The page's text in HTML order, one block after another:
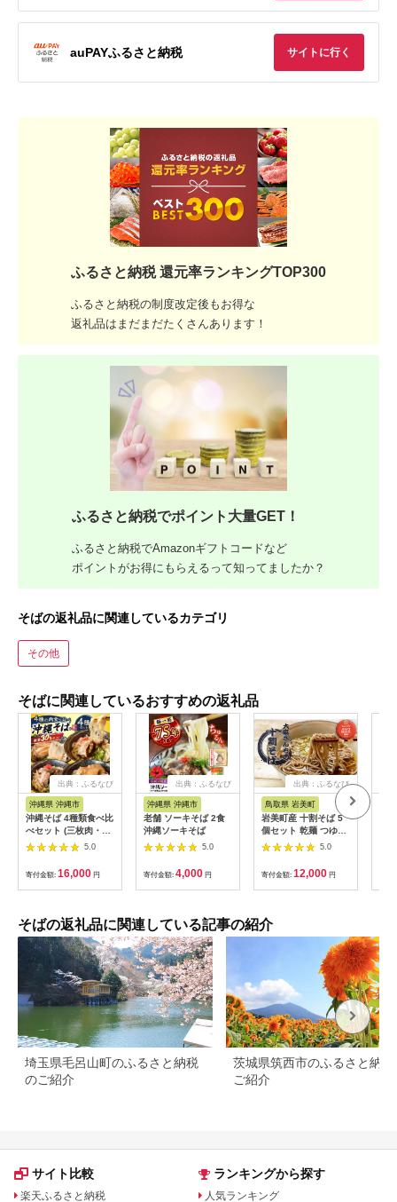
auPAYふるさと納税 サイトに行く
ふるさと納税 還元率ランキングTOP300
ふるさと納税の制度改定後もお得な
返礼品はまだまだたくさんあります！
ふるさと納税でポイント大量GET！
ふるさと納税でAmazonギフトコードなど
ポイントがお得にもらえるって知ってましたか？
そばの返礼品に関連しているカテゴリ
その他
そばに関連しているおすすめの返礼品
出典：ふるなび
沖縄県 沖縄市
沖縄そば 4種類食べ比
べセット (三枚肉・ソ
ーキ・軟骨ソーキ・て
びち) BCAO002 そば
5.0
寄付金額: 16,000 円
出典：ふるなび
沖縄県 沖縄市
老舗 ソーキそば 2食
沖縄ソーキそば
5.0
寄付金額: 4,000 円
出典：ふるなび
鳥取県 岩美町
岩美町産 十割そば 5
個セット 乾麺 つゆな
し｜鳥取 岩美 そば お
そば【53021】
5.0
寄付金額: 12,000 円
そばの返礼品に関連している記事の紹介
埼玉県毛呂山町のふるさと納税
のご紹介
茨城県筑西市のふるさと納税
ご紹介
サイト比較
楽天ふるさと納税
ランキングから探す
人気ランキング